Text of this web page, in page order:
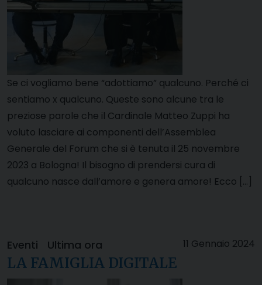
Se ci vogliamo bene “adottiamo” qualcuno. Perché ci
sentiamo x qualcuno. Queste sono alcune tra le
preziose parole che il Cardinale Matteo Zuppi ha
voluto lasciare ai componenti dell’Assemblea
Generale del Forum che si è tenuta il 25 novembre
2023 a Bologna! Il bisogno di prendersi cura di
qualcuno nasce dall’amore e genera amore! Ecco […]
11 Gennaio 2024
Eventi Ultima ora
LA FAMIGLIA DIGITALE